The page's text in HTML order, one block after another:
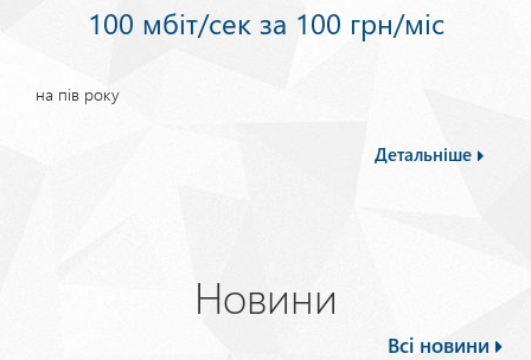
100 мбіт/сек за 100 грн/міс
на пів року
Детальніше
Новини
Всі новини